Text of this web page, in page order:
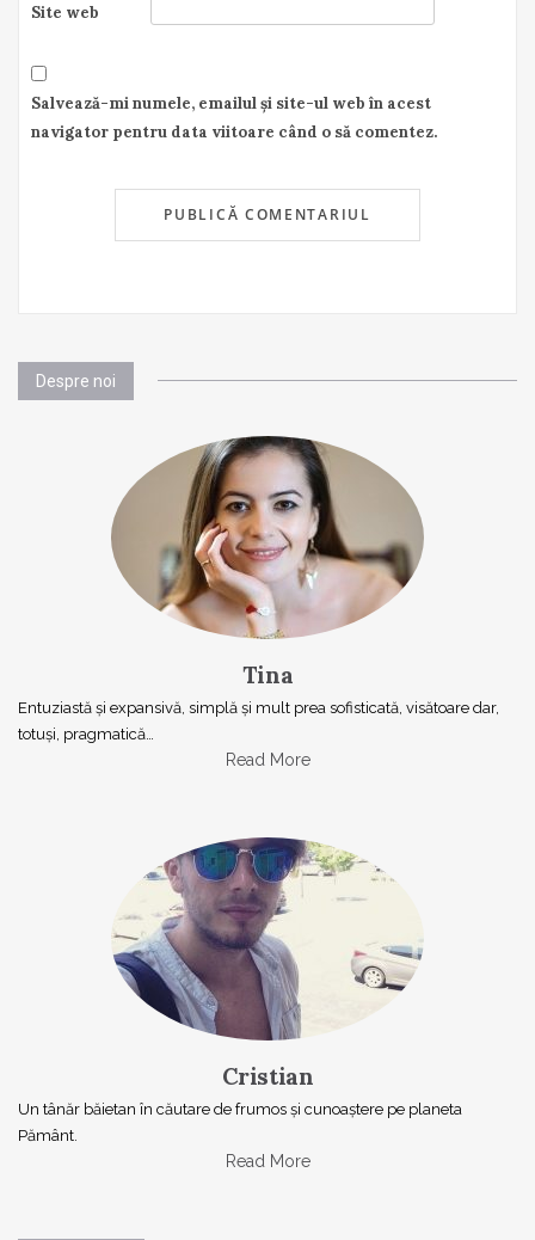
Site web
Salvează-mi numele, emailul și site-ul web în acest
navigator pentru data viitoare când o să comentez.
Despre noi
Tina
Entuziastă şi expansivă, simplă şi mult prea sofisticată, visătoare dar,
totuşi, pragmatică…
Read More
Cristian
Un tânăr băietan în căutare de frumos și cunoaștere pe planeta
Pământ.
Read More